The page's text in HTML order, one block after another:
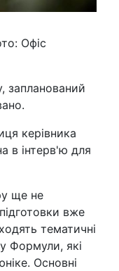
Офіс
запланований
керівника
в інтерв'ю для
ще не
вже
тематичні
Формули, які
Основні